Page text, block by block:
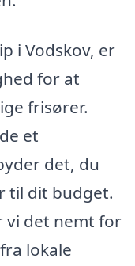
i Vodskov, er
for at
frisører.
et
det, du
til dit budget.
vi det nemt for
lokale